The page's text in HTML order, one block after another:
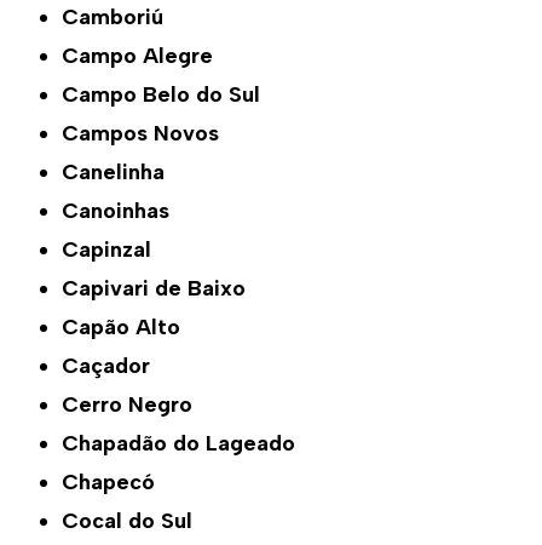
Camboriú
Campo Alegre
Campo Belo do Sul
Campos Novos
Canelinha
Canoinhas
Capinzal
Capivari de Baixo
Capão Alto
Caçador
Cerro Negro
Chapadão do Lageado
Chapecó
Cocal do Sul